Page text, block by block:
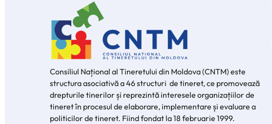
Consiliul Național al Tineretului din Moldova (CNTM) este
structura asociativă a 46 structuri de tineret, ce promovează
drepturile tinerilor și reprezintă interesele organizațiilor de
tineret în procesul de elaborare, implementare și evaluare a
politicilor de tineret. Fiind fondat la 18 februarie 1999.